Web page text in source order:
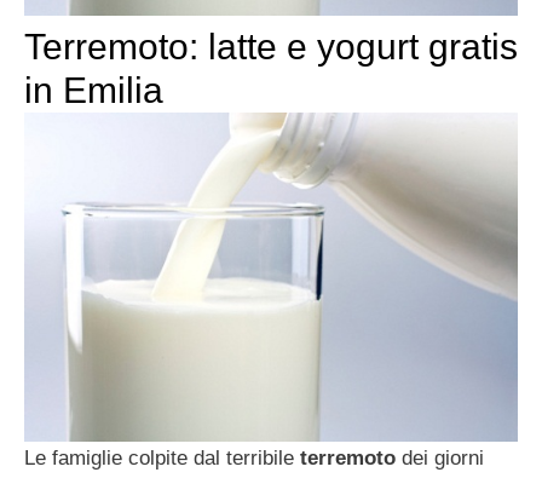
Terremoto: latte e yogurt gratis
in Emilia
Le famiglie colpite dal terribile terremoto dei giorni